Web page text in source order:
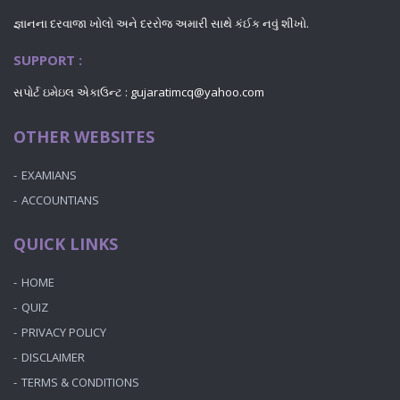
જ્ઞાનના દરવાજા ખોલો અને દરરોજ અમારી સાથે કંઈક નવું શીખો.
SUPPORT :
સપોર્ટ ઇમેઇલ એકાઉન્ટ : gujaratimcq@yahoo.com
OTHER WEBSITES
EXAMIANS
ACCOUNTIANS
QUICK LINKS
HOME
QUIZ
PRIVACY POLICY
DISCLAIMER
TERMS & CONDITIONS